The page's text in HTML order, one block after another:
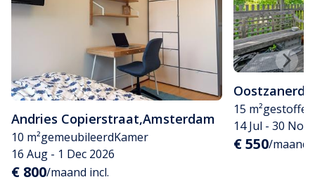
Andries Copierstraat,Amsterdam
10 m²gemeubileerdKamer
16 Aug - 1 Dec 2026
€ 800/maand incl.
15 m²
14 Jul - 30 Nov
€ 550/maand